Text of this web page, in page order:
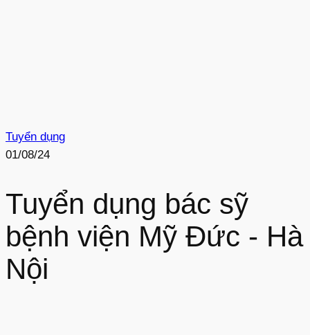
Tuyển dụng
01/08/24
Tuyển dụng bác sỹ
bệnh viện Mỹ Đức - Hà
Nội